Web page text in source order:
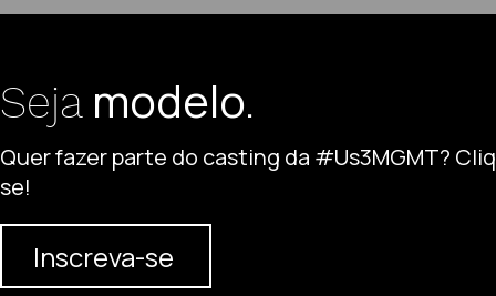
Seja modelo.
Quer fazer parte do casting da #Us3MGMT?
se!
Inscreva-se